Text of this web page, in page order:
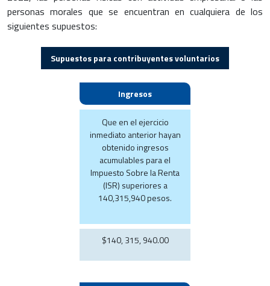
personas morales que se encuentran en cualquiera de los
siguientes supuestos:
Supuestos para contribuyentes voluntarios
Ingresos
Que en el ejercicio
inmediato anterior hayan
obtenido ingresos
acumulables para el
Impuesto Sobre la Renta
(ISR) superiores a
140,315,940 pesos.
$140, 315, 940.00